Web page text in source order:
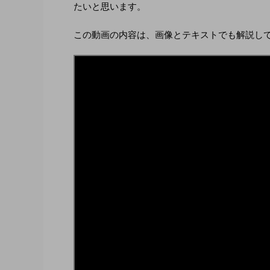
たいと思います。
この動画の内容は、画像とテキストでも解説し